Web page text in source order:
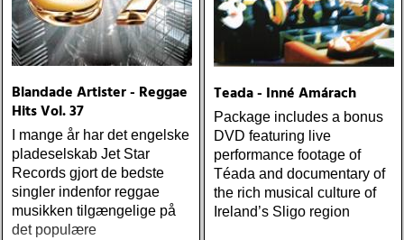
Blandade Artister - Reggae
Hits Vol. 37
I mange år har det engelske
pladeselskab Jet Star
Records gjort de bedste
singler indenfor reggae
musikken tilgængelige på
det populære
Teada - Inné Amárach
Package includes a bonus
DVD featuring live
performance footage of
Téada and documentary of
the rich musical culture of
Ireland’s Sligo region